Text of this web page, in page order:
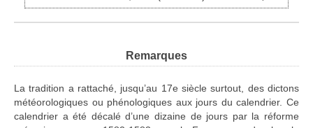
Remarques
La tradition a rattaché, jusqu’au 17e siècle surtout, des dictons
météorologiques ou phénologiques aux jours du calendrier. Ce
calendrier a été décalé d’une dizaine de jours par la réforme